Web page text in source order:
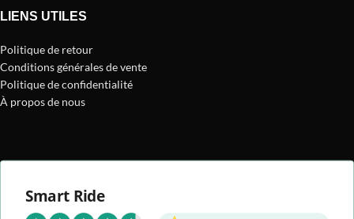
LIENS UTILES
Politique de retour
Conditions générales de vente
Politique de confidentialité
À propos de nous
Smart Ride